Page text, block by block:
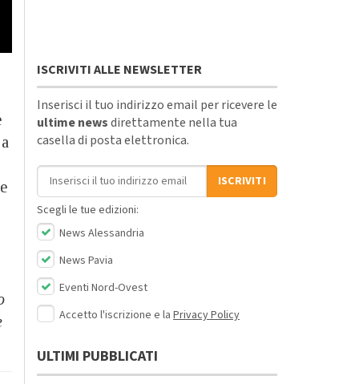
ISCRIVITI ALLE NEWSLETTER
Inserisci il tuo indirizzo email per ricevere le
ultime newsdirettamente nella tua
casella di posta elettronica.
Indirizzo email
ISCRIVITI
Scegli le tue edizioni:
News Alessandria
News Pavia
Eventi Nord-Ovest
Accetto l'iscrizione e la Privacy Policy
ULTIMI PUBBLICATI